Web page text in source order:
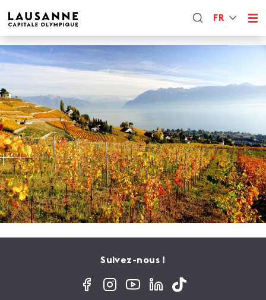
FR
Suivez-nous !